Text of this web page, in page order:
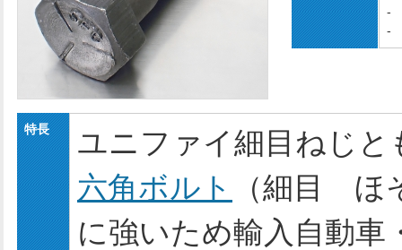
-
-
特長
ユニファイ細目ねじと
六角ボルト
（細目 ほ
に強いため輸入自動